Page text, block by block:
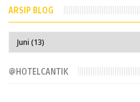
ARSIP BLOG
@HOTELCANTIK